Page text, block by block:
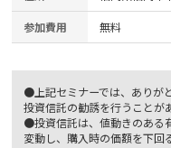
参加費用 無料
●上記セミナーでは、ありが
投資信託の勧誘を行うことが
●投資信託は、値動きのある
変動し、購入時の価額を下回